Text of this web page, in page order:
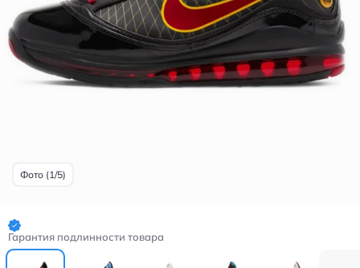
Фото (1/5)
Гарантия подлинности товара